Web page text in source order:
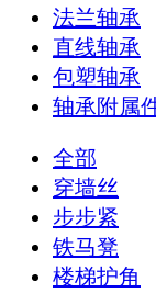
法兰轴承
直线轴承
包塑轴承
轴承附属
全部
穿墙丝
步步紧
铁马凳
楼梯护角